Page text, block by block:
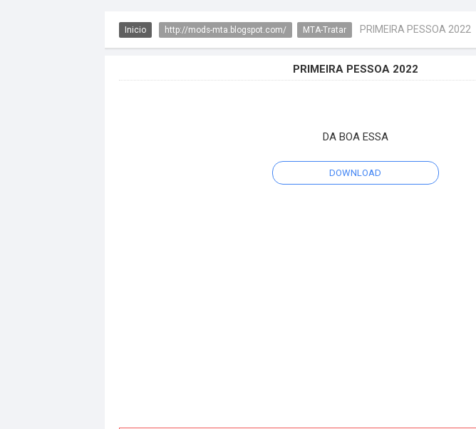
Inicio http://mods-mta.blogspot.com/ MTA-Tratar PRIMEIRA PESSOA 2022
PRIMEIRA PESSOA 2022
DA BOA ESSA
DOWNLOAD